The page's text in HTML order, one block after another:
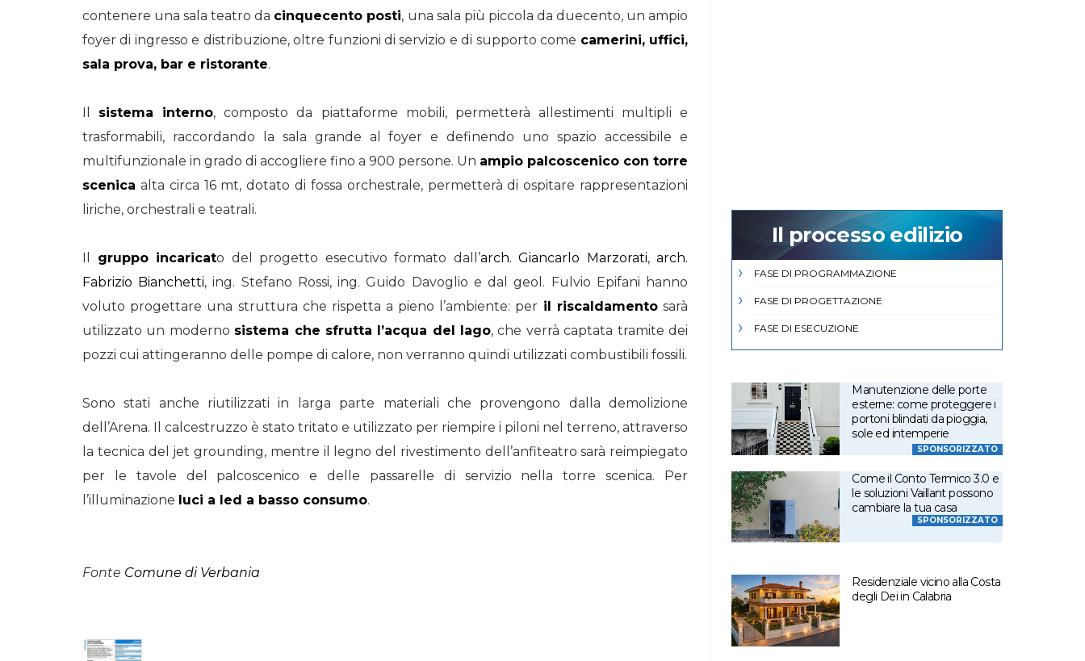
contenere una sala teatro da cinquecento posti, una sala più piccola da duecento, un ampio
foyer di ingresso e distribuzione, oltre funzioni di servizio e di supporto come camerini, uffici,
sala prova, bar e ristorante.
Il sistema interno, composto da piattaforme mobili, permetterà allestimenti multipli e
trasformabili, raccordando la sala grande al foyer e definendo uno spazio accessibile e
multifunzionale in grado di accogliere fino a 900 persone. Un ampio palcoscenico con torre
scenica alta circa 16 mt, dotato di fossa orchestrale, permetterà di ospitare rappresentazioni
liriche, orchestrali e teatrali.
Il gruppo incaricato del progetto esecutivo formato dall’arch. Giancarlo Marzorati, arch.
Fabrizio Bianchetti, ing. Stefano Rossi, ing. Guido Davoglio e dal geol. Fulvio Epifani hanno
voluto progettare una struttura che rispetta a pieno l’ambiente: per il riscaldamentosarà
utilizzato un moderno sistema che sfrutta l’acqua del lago, che verrà captata tramite dei
pozzi cui attingeranno delle pompe di calore, non verranno quindi utilizzati combustibili fossili.
Sono stati anche riutilizzati in larga parte materiali che provengono dalla demolizione
dell’Arena. Il calcestruzzo è stato tritato e utilizzato per riempire i piloni nel terreno, attraverso
la tecnica del jet grounding, mentre il legno del rivestimento dell’anfiteatro sarà reimpiegato
per le tavole del palcoscenico e delle passarelle di servizio nella torre scenica. Per
l’illuminazione luci a led a basso consumo.
Fonte Comune di Verbania
Il processo edilizio
FASE DI PROGRAMMAZIONE
FASE DI PROGETTAZIONE
FASE DI ESECUZIONE
Manutenzione delle porte
esterne: come proteggere i
portoni blindati da pioggia,
sole ed intemperie
SPONSORIZZATO
Come il Conto Termico 3.0 e
le soluzioni Vaillant possono
cambiare la tua casa
SPONSORIZZATO
Residenziale vicino alla Costa
degli Dei in Calabria